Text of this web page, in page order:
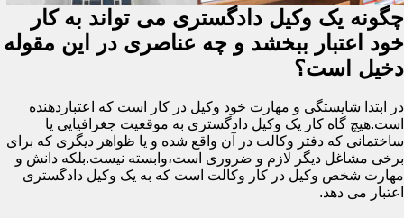
چگونه یک وکیل دادگستری می تواند به کار
خود اعتبار ببخشد و چه عناصری در این مقوله
دخیل است؟
در ابتدا شایستگی و مهارت خود وکیل در کار است که اعتباردهنده
است.هیچ گاه کار یک وکیل دادگستری به موقعیت جغرافیایی یا
ساختمانی که دفتر وکالت در آن واقع شده و یا ظواهر دیگری که برای
برخی مشاغل دیگر لازم و ضروری است،وابسته نیست.بلکه دانش و
مهارت شخص وکیل در کار وکالت است که به یک وکیل دادگستری
اعتبار می دهد.